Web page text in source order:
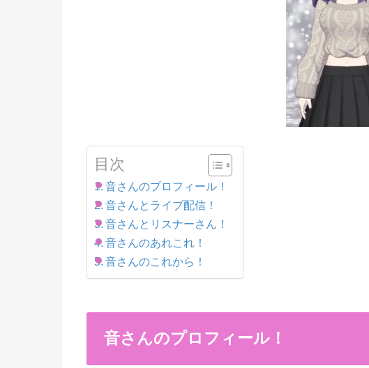
目次
音さんのプロフィール！
音さんとライブ配信！
音さんとリスナーさん！
音さんのあれこれ！
音さんのこれから！
音さんのプロフィール！